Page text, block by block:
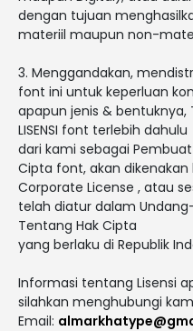
dengan tujuan
materiil maupun non-
3. Menggandakan,
font ini untuk keperluan
apapun jenis & bentuknya,
LISENSI font terlebih dahulu
dari kami sebagai
Cipta font, akan dikenakan
Corporate License , atau
telah diatur dalam
Tentang Hak Cipta
yang berlaku di Republik
Informasi tentang Lisensi
silahkan menghubungi
Email: